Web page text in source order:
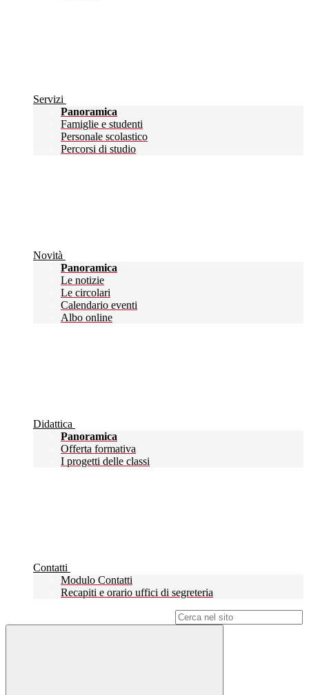
Servizi
Panoramica
Famiglie e studenti
Personale scolastico
Percorsi di studio
Novità
Panoramica
Le notizie
Le circolari
Calendario eventi
Albo online
Didattica
Panoramica
Offerta formativa
I progetti delle classi
Contatti
Modulo Contatti
Recapiti e orario uffici di segreteria